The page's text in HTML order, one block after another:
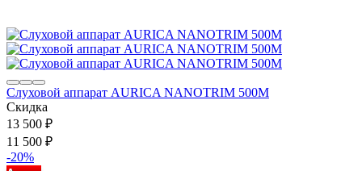
Слуховой аппарат AURICA NANOTRIM 500M
Скидка
13 500 ₽
11 500 ₽
-20%